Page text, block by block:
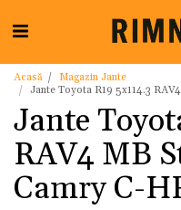
Acasă
Magazin Jante
Jante Toyota R19 5x114.3
Jante
RAV4 MB
Camry C-